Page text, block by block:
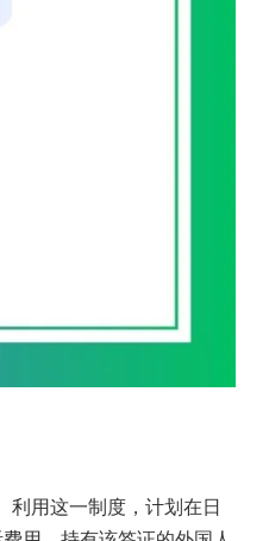
利用这一制度，计划在日